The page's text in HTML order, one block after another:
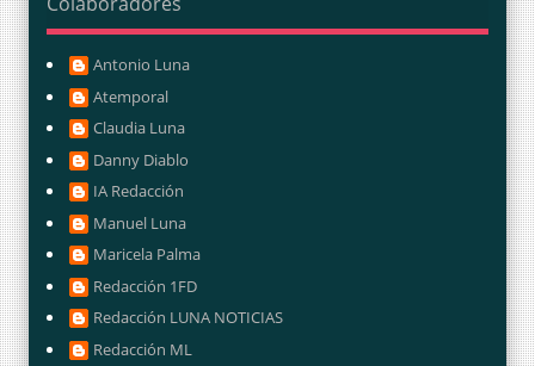
Antonio Luna
Atemporal
Claudia Luna
Danny Diablo
IA Redacción
Manuel Luna
Maricela Palma
Redacción 1FD
Redacción LUNA NOTICIAS
Redacción ML